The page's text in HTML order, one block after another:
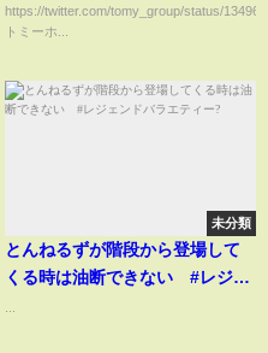
https://twitter.com/tomy_group/status/
トミーホ...
未分類
とんねるずが階段から登場して
くる時は油断できない #レジェ